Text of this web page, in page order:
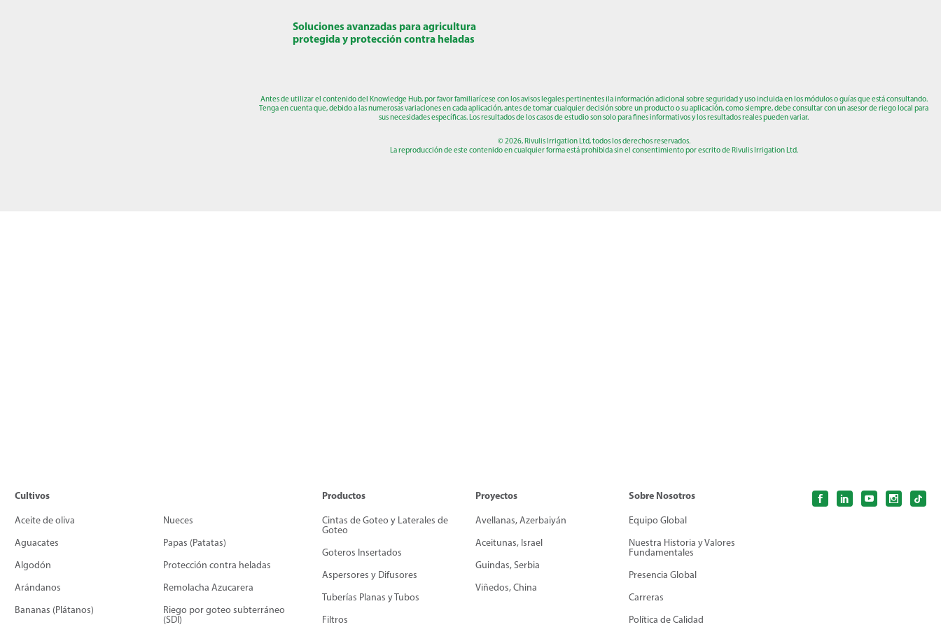
Soluciones avanzadas para agricultura
protegida y protección contra heladas
Antes de utilizar el contenido del Knowledge Hub, por favor familiarícese con los avisos legales pertinentes וla información adicional sobre seguridad y uso incluida en los módulos o guías que está consultando.
Tenga en cuenta que, debido a las numerosas variaciones en cada aplicación, antes de tomar cualquier decisión sobre un producto o su aplicación, como siempre, debe consultar con un asesor de riego local para
sus necesidades específicas. Los resultados de los casos de estudio son solo para fines informativos y los resultados reales pueden variar.
© 2026, Rivulis Irrigation Ltd, todos los derechos reservados.
La reproducción de este contenido en cualquier forma está prohibida sin el consentimiento por escrito de Rivulis Irrigation Ltd.
Cultivos
Aceite de oliva
Aguacates
Algodón
Arándanos
Bananas (Plátanos)
Nueces
Papas (Patatas)
Protección contra heladas
Remolacha Azucarera
Riego por goteo subterráneo
(SDI)
Productos
Cintas de Goteo y Laterales de
Goteo
Goteros Insertados
Aspersores y Difusores
Tuberías Planas y Tubos
Filtros
Proyectos
Avellanas, Azerbaiyán
Aceitunas, Israel
Guindas, Serbia
Viñedos, China
Sobre Nosotros
Equipo Global
Nuestra Historia y Valores
Fundamentales
Presencia Global
Carreras
Política de Calidad